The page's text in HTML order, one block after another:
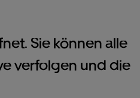
Sie können alle
verfolgen und die